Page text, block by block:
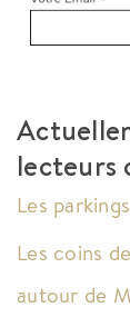
lecteurs
Les
Les coins
autour de